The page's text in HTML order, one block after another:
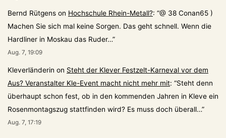
Bernd Rütgens on Hochschule Rhein-Metall?: “@ 38 Conan65 )
Machen Sie sich mal keine Sorgen. Das geht schnell. Wenn die
Hardliner in Moskau das Ruder…”
Aug. 7, 19:09
Kleverländerin on Steht der Klever Festzelt-Karneval vor dem
Aus? Veranstalter Kle-Event macht nicht mehr mit: “Steht denn
überhaupt schon fest, ob in den kommenden Jahren in Kleve ein
Rosenmontagszug stattfinden wird? Es muss doch überall…”
Aug. 7, 17:19